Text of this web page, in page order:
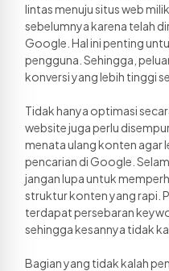
lintas menuju situs web
sebelumnya karena telah
Google. Hal ini penting
pengguna. Sehingga,
konversi yang lebih tinggi
Tidak hanya optimasi
website juga perlu
menata ulang konten agar
pencarian di Google.
jangan lupa untuk
struktur konten yang rapi.
terdapat persebaran
sehingga kesannya tidak
Bagian yang tidak kalah